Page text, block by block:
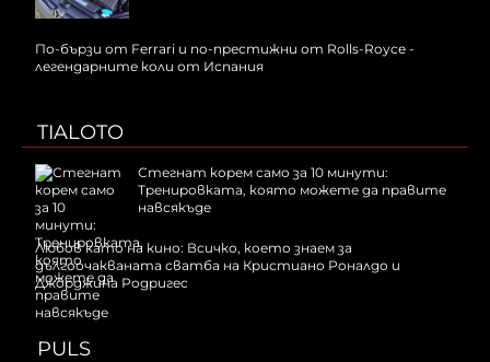
По-бързи от Ferrari и по-престижни от Rolls-Royce -
легендарните коли от Испания
TIALOTO
Стегнат корем само за 10 минути:
Тренировката, която можете да правите
навсякъде
Любов като на кино: Всичко, което знаем за
дългоочакваната сватба на Кристиано Роналдо и
Джорджина Родригес
PULS